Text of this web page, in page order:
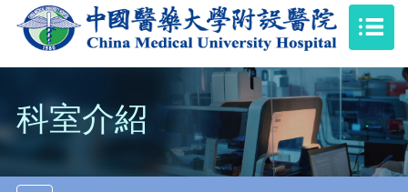
科室介紹